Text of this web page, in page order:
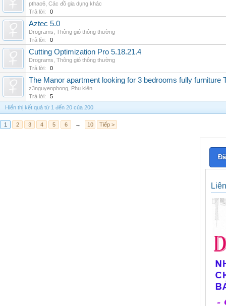
pthao6 Các đồ gia dụng khác
Trả lời:
0
Aztec 5.0
Drograms Thông gió thông thường
Trả lời:
0
Cutting Optimization Pro 5.18.21.4
Drograms Thông gió thông thường
Trả lời:
0
The Manor apartment looking for 3 bedrooms fully furniture
z3nguyenphong Phụ kiện
Trả lời:
5
Hiển thị kết quả từ 1 đến 20 của 200
1 2 3 4 5 6 → 10 Tiếp >